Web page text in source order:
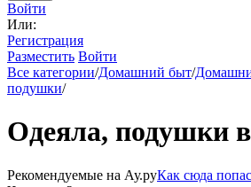
Войти
Или:
Регистрация
Разместить Войти
Все категории/Домашний быт/
подушки/
Одеяла, подушки
Рекомендуемые на Ау.руКак сюда